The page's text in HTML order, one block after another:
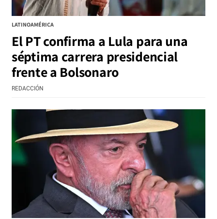
LATINOAMÉRICA
El PT confirma a Lula para una
séptima carrera presidencial
frente a Bolsonaro
REDACCIÓN